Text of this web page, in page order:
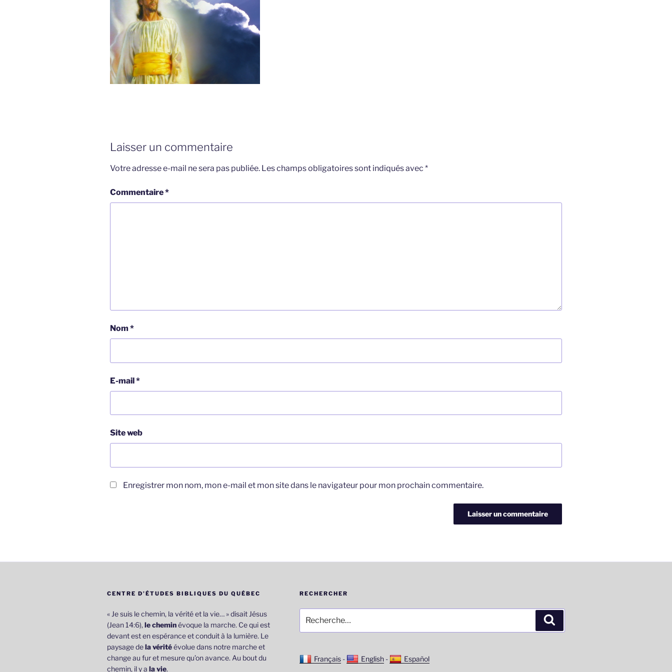
Laisser un commentaire
Votre adresse e-mail ne sera pas publiée. Les champs obligatoires sont indiqués avec *
Commentaire*
Nom *
E-mail*
Site web
Enregistrer mon nom, mon e-mail et mon site dans le navigateur pour mon prochain commentaire.
CENTRE D’ÉTUDES BIBLIQUES DU QUÉBEC
« Je suis le chemin, la vérité et la vie… » disait Jésus
(Jean 14:6), le cheminévoque la marche. Ce qui est
devant est en espérance et conduit à la lumière. Le
paysage dela véritéévolue dans notre marche et
change au fur et mesure qu’on avance. Au bout du
chemin, il y a la vie.
RECHERCHER
pour
:
Français- English- Español